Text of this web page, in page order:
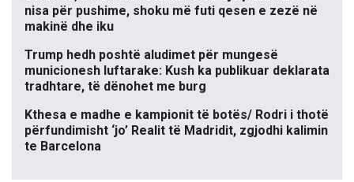
nisa për pushime, shoku më futi qesen e zezë në
makinë dhe iku
Trump hedh poshtë aludimet për mungesë
municionesh luftarake: Kush ka publikuar deklarata
tradhtare, të dënohet me burg
Kthesa e madhe e kampionit të botës/ Rodri i thotë
përfundimisht ‘jo’ Realit të Madridit, zgjodhi kalimin
te Barcelona